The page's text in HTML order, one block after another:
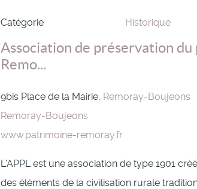
Catégorie Historique
Association de préservation
Remo...
9bis Place de la Mairie, Remoray-Boujeons
Remoray-Boujeons
www.patrimoine-remoray.fr
L’APPL est une association de type 1901
des éléments de la civilisation rurale